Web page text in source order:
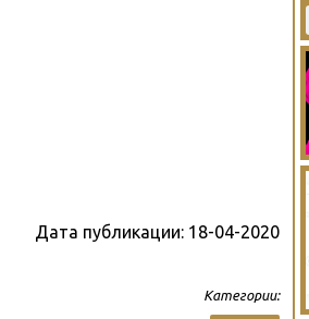
Дата публикации: 18-04-2020
Категории: